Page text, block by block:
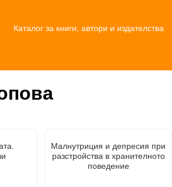
Каталог за книги, автори и издателства
Малнутриция и депресия при
разстройства в хранителното
поведение